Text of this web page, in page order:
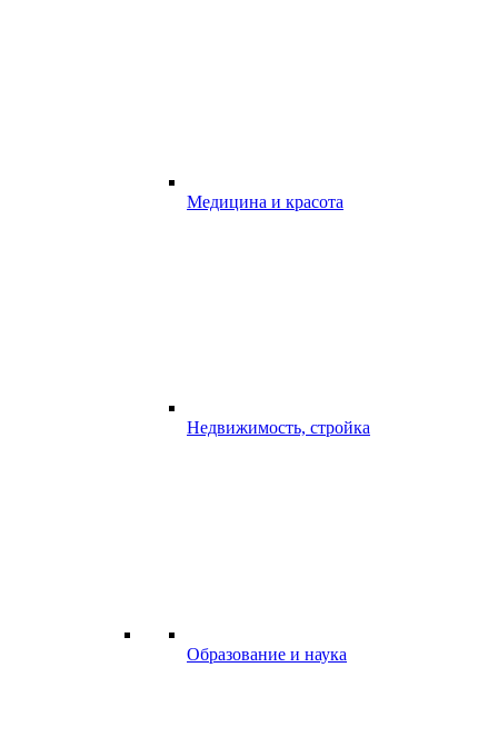
Медицина и красота
Недвижимость, стройка
Образование и наука